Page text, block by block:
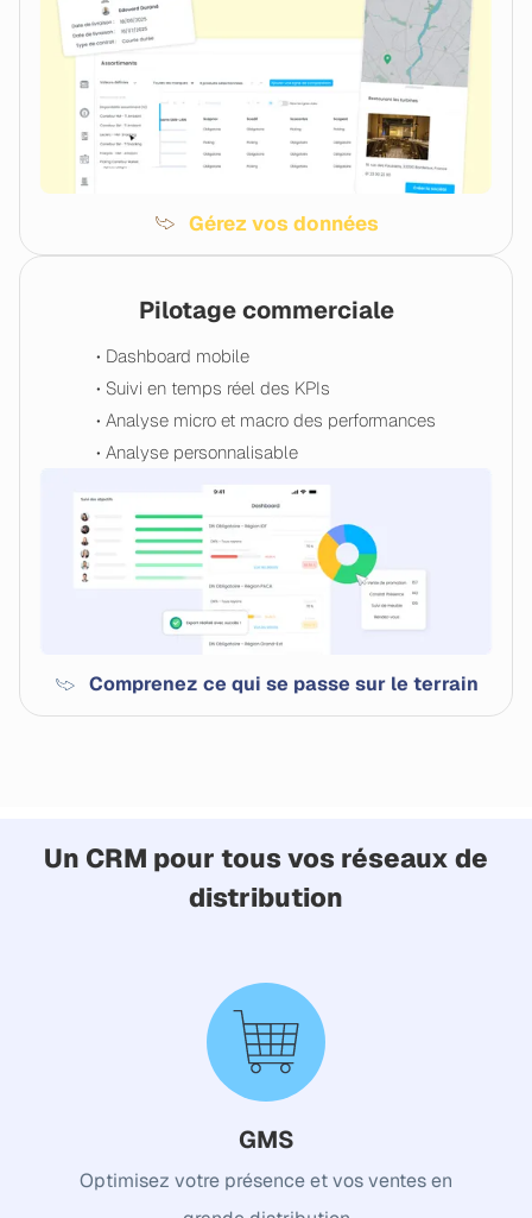
Pilotage commerciale
• Dashboard mobile
• Suivi en temps réel des KPIs
• Analyse micro et macro des performances
• Analyse personnalisable
Comprenez ce qui se passe sur le terrain
Gérez vos données
Un CRM pour tous vos réseaux de
distribution
GMS
Optimisez votre présence et vos ventes en